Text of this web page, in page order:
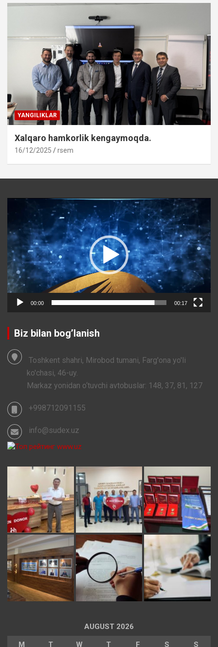
YANGILIKLAR
Xalqaro hamkorlik kengaymoqda.
16/12/2025 rsem
Video
Player
00:00 00:17
Biz bilan bog’lanish
Toshkent shahri, Mirobod tumani, Farg'ona yo'li
ko'chasi, 46-uy.
Markaz yonidan o‘tuvchi avtobuslar: 148, 37, 81, 127
+998712091155
info@sudex.uz
AUGUST 2026
M T W T F S S